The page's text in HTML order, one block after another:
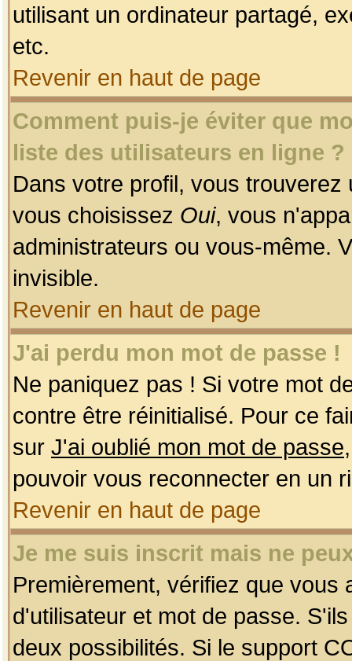
utilisant un ordinateur partagé,
etc.
Revenir en haut de page
Comment puis-je éviter que
liste des utilisateurs en ligne ?
Dans votre profil, vous
vous choisissez Oui, vous
administrateurs ou vous-même.
invisible.
Revenir en haut de page
J'ai perdu mon mot de passe !
Ne paniquez pas ! Si votre mot
contre être réinitialisé. Pour ce
sur J'ai oublié mon mot de passe
pouvoir vous reconnecter en un
Revenir en haut de page
Je me suis inscrit mais ne
Premièrement, vérifiez que
d'utilisateur et mot de passe.
deux possibilités. Si le support